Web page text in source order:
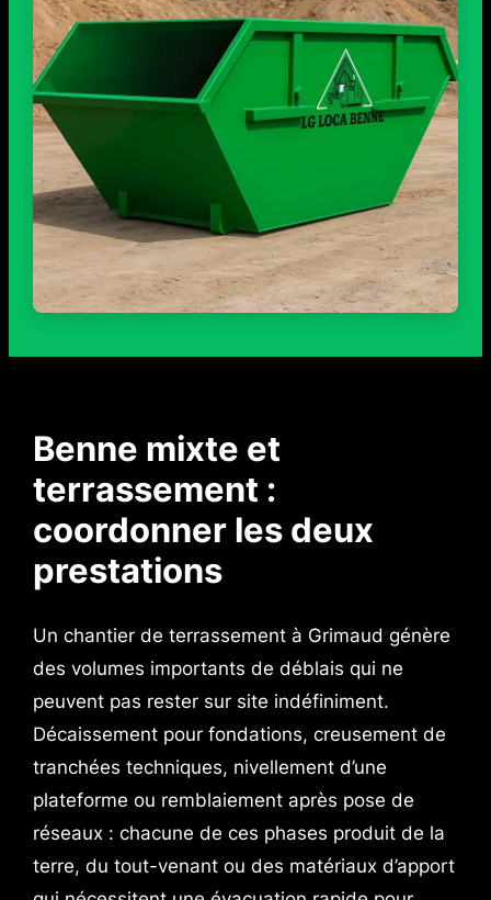
Benne mixte et
terrassement :
coordonner les deux
prestations
Un chantier de terrassement à Grimaud génère
des volumes importants de déblais qui ne
peuvent pas rester sur site indéfiniment.
Décaissement pour fondations, creusement de
tranchées techniques, nivellement d’une
plateforme ou remblaiement après pose de
réseaux : chacune de ces phases produit de la
terre, du tout-venant ou des matériaux d’apport